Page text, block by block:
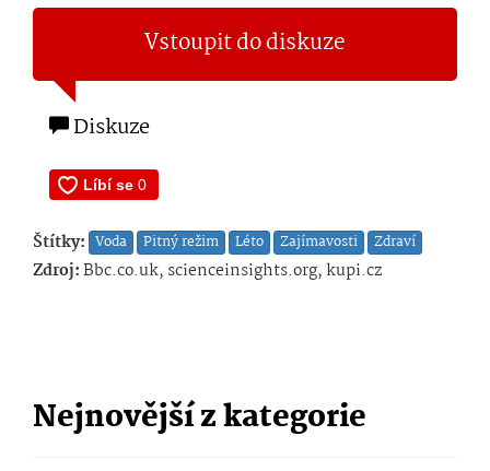
Vstoupit do diskuze
Diskuze
Štítky: Voda Pitný režim Léto Zajímavosti Zdraví
Zdroj:Bbc.co.uk, scienceinsights.org, kupi.cz
Nejnovější z kategorie